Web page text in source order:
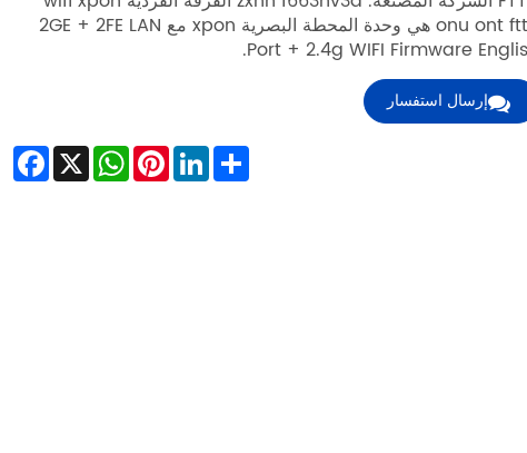
onu ont ftth هي وحدة المحطة البصرية xpon مع 2GE + 2FE LAN
Port + 2.4g WIFI Firmware
إرسال استفسار
X
WhatsAppPinterestLinkedInShare